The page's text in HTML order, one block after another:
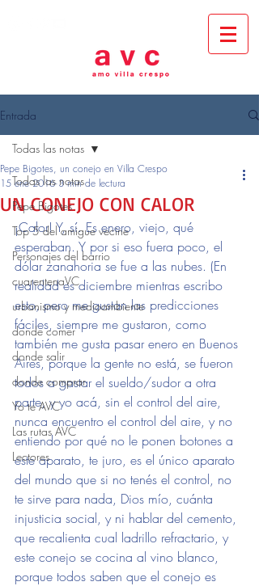
Entrada
Todas las notas
Pepe Bigotes
Top 5 del amigue vecine
Personajes del barrio
cuarentenaVC
urbanismo y medioambiente
donde comer
donde salir
donde comprar
Yo te AVC
Las rutas AVC
Lectores
Todas las notas
UN CONEJO CON CALOR
Pepe Bigotes, un conejo en Villa Crespo
15 ene 2016 3 min de lectura
¡Calor! Y, sí. Es enero, viejo, qué
esperaban. Y por si eso fuera poco, el
dólar zanahoria se fue a las nubes. (En
realidad es diciembre mientras escribo
esto, pero me gustan las predicciones
fáciles, siempre me gustaron, como
también me gusta pasar enero en Buenos
Aires, porque la gente no está, se fueron
todos a gastar el sueldo/sudor a otra
parte, y yo acá, sin el control del aire,
nunca encuentro el control del aire, y no
entiendo por qué no le ponen botones a
este aparato, te juro, es el único aparato
del mundo que si no tenés el control, no
te sirve para nada, Dios mío, cuánta
injusticia social, y ni hablar del cemento,
que recalienta cual ladrillo refractario, y
este conejo se cocina al vino blanco,
porque todos saben que el conejo es